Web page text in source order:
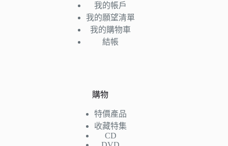
我的帳戶
我的願望清單
我的購物車
結帳
購物
特價產品
收藏特集
CD